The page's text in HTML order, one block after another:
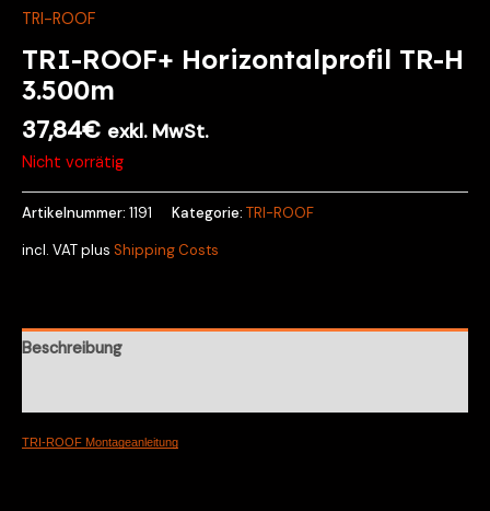
TRI-ROOF
TRI-ROOF+ Horizontalprofil TR-H
3.500m
37,84€ exkl. MwSt.
Nicht vorrätig
Artikelnummer: 1191 Kategorie: TRI-ROOF
incl. VATplus Shipping Costs
Beschreibung
TRI-ROOF Montageanleitung